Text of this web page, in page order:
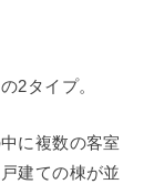
の2タイプ。
に複数の客室
建ての棟が並